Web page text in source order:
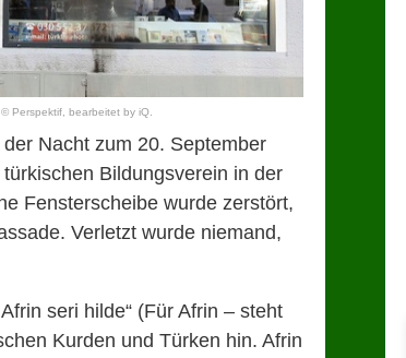
Perspektif, bearbeitet by iQ.
Nacht zum 20. September
Bildungsverein in der
Fensterscheibe wurde zerstört,
Verletzt wurde niemand,
seri hilde“ (Für Afrin – steht
Kurden und Türken hin. Afrin